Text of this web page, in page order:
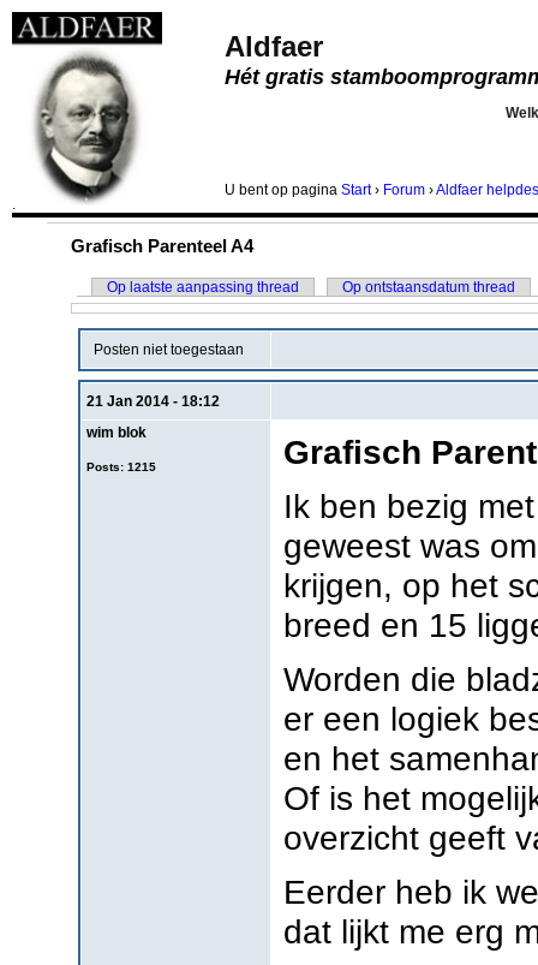
Aldfaer
Hét gratis
U bentop pagina Start› Forum ›Aldfaer
.
Grafisch Parenteel A4
Op laatste aanpassing thread Op ontstaansdatum thread
Posten niet toegestaan
21 Jan 2014 - 18:12
wim blok
Posts: 1215
Grafisch
Ik ben bezig
geweest was
krijgen, op het
breed en 15
Worden die
er een logiek
en het
Of is het
overzicht geeft
Eerder heb ik
dat lijkt me erg